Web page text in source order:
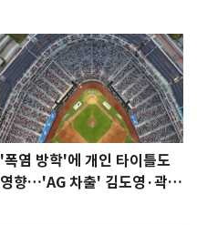
'폭염 방학'에 개인 타이틀도
영향…'AG 차출' 김도영·곽빈